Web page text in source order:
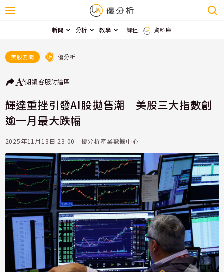
新聞 分析 教學 課程 資料庫
美股要聞 優分析
朗讀客服討論區
輝達重挫引發AI股拋售潮 美股三大指數創
逾一月最大跌幅
2025年11月13日 23:00 - 優分析產業數據中心